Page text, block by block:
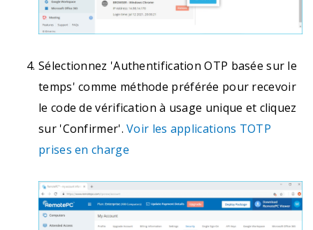
Sélectionnez 'Authentification OTP basée sur le
temps' comme méthode préférée pour recevoir
le code de vérification à usage unique et cliquez
sur 'Confirmer'.Voir les applications TOTP
prises en charge